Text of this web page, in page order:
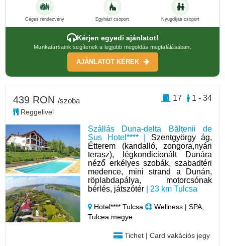
Céges rendezvény Egyházi csoport Nyugdíjas csoport
Kérjen egyedi ajánlatot!
Munkatársaink segítenek a legjobb megoldás megtalálásában.
AJÁNLATOT KÉREK
Szállás Duna-delta Bălțenii de
Sus Hotel**** | Szentgyörgy ág,
Étterem (kandalló, zongora,nyári
terasz), légkondicionált Dunára
néző erkélyes szobák, szabadtéri
medence, mini strand a Dunán,
röplabdapálya, motorcsónak
bérlés, játszótér | 23 km Tulcsa
Hotel**** Tulcsa
Wellness | SPA,
Tulcea megye
Tichet | Card vakációs jegy
439 RON /szoba
Reggelivel
1 - 34
17